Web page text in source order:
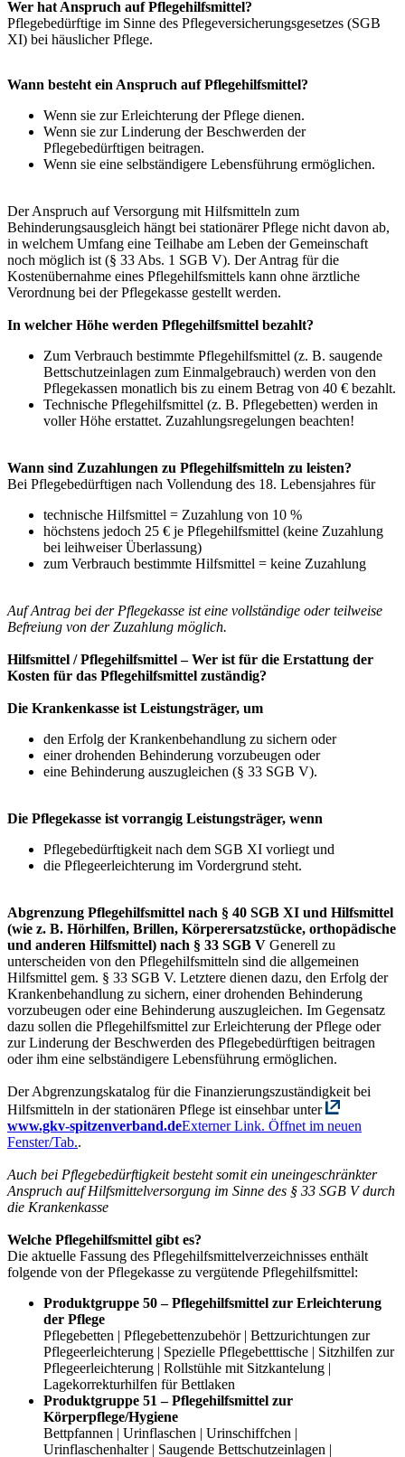
Wer hat Anspruch auf Pflegehilfsmittel?
Pflegebedürftige im Sinne des Pflegeversicherungsgesetzes (SGB
XI) bei häuslicher Pflege.
Wann besteht ein Anspruch auf Pflegehilfsmittel?
Wenn sie zur Erleichterung der Pflege dienen.
Wenn sie zur Linderung der Beschwerden der
Pflegebedürftigen beitragen.
Wenn sie eine selbständigere Lebensführung ermöglichen.
Der Anspruch auf Versorgung mit Hilfsmitteln zum
Behinderungsausgleich hängt bei stationärer Pflege nicht davon ab,
in welchem Umfang eine Teilhabe am Leben der Gemeinschaft
noch möglich ist (§ 33 Abs. 1 SGB V). Der Antrag für die
Kostenübernahme eines Pflegehilfsmittels kann ohne ärztliche
Verordnung bei der Pflegekasse gestellt werden.
In welcher Höhe werden Pflegehilfsmittel bezahlt?
Zum Verbrauch bestimmte Pflegehilfsmittel (z. B. saugende
Bettschutzeinlagen zum Einmalgebrauch) werden von den
Pflegekassen monatlich bis zu einem Betrag von 40 € bezahlt.
Technische Pflegehilfsmittel (z. B. Pflegebetten) werden in
voller Höhe erstattet. Zuzahlungsregelungen beachten!
Wann sind Zuzahlungen zu Pflegehilfsmitteln zu leisten?
Bei Pflegebedürftigen nach Vollendung des 18. Lebensjahres für
technische Hilfsmittel = Zuzahlung von 10 %
höchstens jedoch 25 € je Pflegehilfsmittel (keine Zuzahlung
bei leihweiser Überlassung)
zum Verbrauch bestimmte Hilfsmittel = keine Zuzahlung
Auf Antrag bei der Pflegekasse ist eine vollständige oder teilweise
Befreiung von der Zuzahlung möglich.
Hilfsmittel / Pflegehilfsmittel – Wer ist für die Erstattung der
Kosten für das Pflegehilfsmittel zuständig?
Die Krankenkasse ist Leistungsträger, um
den Erfolg der Krankenbehandlung zu sichern oder
einer drohenden Behinderung vorzubeugen oder
eine Behinderung auszugleichen (§ 33 SGB V).
Die Pflegekasse ist vorrangig Leistungsträger, wenn
Pflegebedürftigkeit nach dem SGB XI vorliegt und
die Pflegeerleichterung im Vordergrund steht.
Abgrenzung Pflegehilfsmittel nach § 40 SGB XI und Hilfsmittel
(wie z. B. Hörhilfen, Brillen, Körperersatzstücke, orthopädische
und anderen Hilfsmittel) nach § 33 SGB V Generell zu
unterscheiden von den Pflegehilfsmitteln sind die allgemeinen
Hilfsmittel gem. § 33 SGB V. Letztere dienen dazu, den Erfolg der
Krankenbehandlung zu sichern, einer drohenden Behinderung
vorzubeugen oder eine Behinderung auszugleichen. Im Gegensatz
dazu sollen die Pflegehilfsmittel zur Erleichterung der Pflege oder
zur Linderung der Beschwerden des Pflegebedürftigen beitragen
oder ihm eine selbständigere Lebensführung ermöglichen.
Der Abgrenzungskatalog für die Finanzierungszuständigkeit bei
Hilfsmitteln in der stationären Pflege ist einsehbar unter
www.gkv-spitzenverband.deExterner Link. Öffnet im neuen
Fenster/Tab..
Auch bei Pflegebedürftigkeit besteht somit ein uneingeschränkter
Anspruch auf Hilfsmittelversorgung im Sinne des § 33 SGB V durch
die Krankenkasse
Welche Pflegehilfsmittel gibt es?
Die aktuelle Fassung des Pflegehilfsmittelverzeichnisses enthält
folgende von der Pflegekasse zu vergütende Pflegehilfsmittel:
Produktgruppe 50 – Pflegehilfsmittel zur Erleichterung
der Pflege
Pflegebetten | Pflegebettenzubehör | Bettzurichtungen zur
Pflegeerleichterung | Spezielle Pflegebetttische | Sitzhilfen zur
Pflegeerleichterung | Rollstühle mit Sitzkantelung |
Lagekorrekturhilfen für Bettlaken
Produktgruppe 51 – Pflegehilfsmittel zur
Körperpflege/Hygiene
Bettpfannen | Urinflaschen | Urinschiffchen |
Urinflaschenhalter | Saugende Bettschutzeinlagen |